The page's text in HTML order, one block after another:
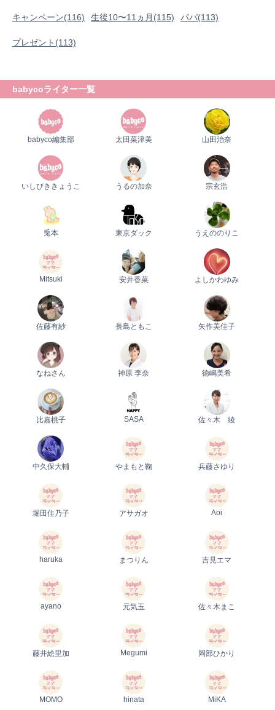
キャンペーン(116) 生後10〜11ヵ月(115) パパ(113)
プレゼント(113)
babycoライター一覧
babyco編集部 太田菜津美 山田治奈
いしびききょうこ うるの加奈 宗玄浩
兎本 東京ダック うえののりこ
Mitsuki 安井香菜 よしかわゆみ
佐藤有紗 長島ともこ 矢作美佳子
なねさん 神原 李奈 徳嶋美希
比嘉桃子 SASA 佐々木 綾
中久保大輔 やまもと鞠 兵藤さゆり
堀田佳乃子 アサガオ Aoi
haruka まつりん 吉見エマ
ayano 元気玉 佐々木まこ
藤井絵里加 Megumi 岡部ひかり
MOMO hinata MiKA
0歳 1歳 2歳 産後
妊娠後期／８〜10ヵ月
プレゼント